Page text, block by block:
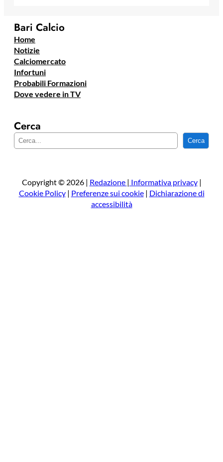
Bari Calcio
Home
Notizie
Calciomercato
Infortuni
Probabili Formazioni
Dove vedere in TV
Cerca
e
a
Cerca
Copyright © 2026 | Redazione | Informativa privacy|
Cookie Policy| Preferenze sui cookie| Dichiarazione di
accessibilità